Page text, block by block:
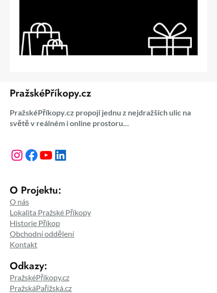
PražskéPříkopy.cz
PražskéPříkopy.cz propojí jednu z nejdražších ulic na
světě v reálném i online prostoru…
Instagram Facebook YouTube LinkedIn
O Projektu:
O nás
Lokalita Pražské Příkopy
Historie Příkop
Obchodní oddělení
Kontakt
Odkazy:
PražskéPříkopy.cz
PražskáPařížská.cz